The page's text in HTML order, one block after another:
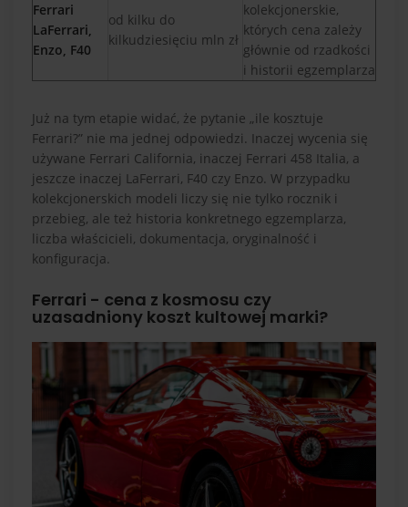
Ferrari
LaFerrari,
Enzo, F40
od kilku do
kilkudziesięciu mln zł
kolekcjonerskie,
których cena zależy
głównie od rzadkości
i historii egzemplarza
Już na tym etapie widać, że pytanie „ile kosztuje
Ferrari?” nie ma jednej odpowiedzi. Inaczej wycenia się
używane Ferrari California, inaczej Ferrari 458 Italia, a
jeszcze inaczej LaFerrari, F40 czy Enzo. W przypadku
kolekcjonerskich modeli liczy się nie tylko rocznik i
przebieg, ale też historia konkretnego egzemplarza,
liczba właścicieli, dokumentacja, oryginalność i
konfiguracja.
Ferrari - cena z kosmosu czy
uzasadniony koszt kultowej marki?